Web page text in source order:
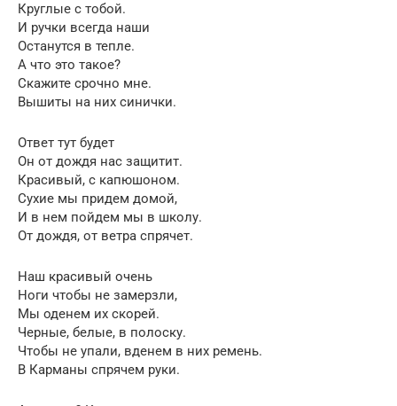
Круглые с тобой.
И ручки всегда наши
Останутся в тепле.
А что это такое?
Скажите срочно мне.
Вышиты на них синички.
Ответ тут будет
Он от дождя нас защитит.
Красивый, с капюшоном.
Сухие мы придем домой,
И в нем пойдем мы в школу.
От дождя, от ветра спрячет.
Наш красивый очень
Ноги чтобы не замерзли,
Мы оденем их скорей.
Черные, белые, в полоску.
Чтобы не упали, вденем в них ремень.
В Карманы спрячем руки.